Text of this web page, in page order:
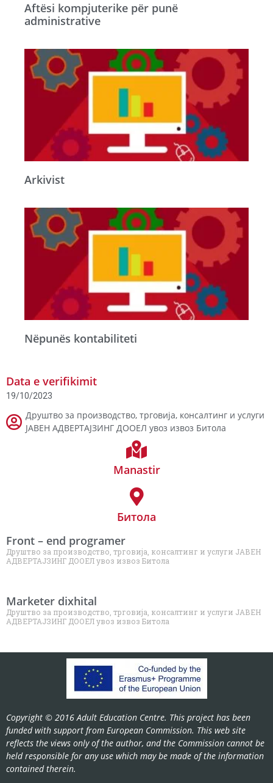
Aftësi kompjuterike për punë
administrative
Arkivist
Nëpunës kontabiliteti
Data e verifikimit
19/10/2023
Друштво за производство, трговија, консалтинг и услуги
ЈАВЕН АДВЕРТАЈЗИНГ ДООЕЛ увоз извоз Битола
Manastir
Битола
Front – end programer
Друштво за производство, трговија, консалтинг и услуги ЈАВЕН
АДВЕРТАЈЗИНГ ДООЕЛ увоз извоз Битола
Marketer dixhital
Друштво за производство, трговија, консалтинг и услуги ЈАВЕН
АДВЕРТАЈЗИНГ ДООЕЛ увоз извоз Битола
Copyright © 2016 Adult Education Centre. This project has been
funded with support from European Commission. This web site
reflects the views only of the author, and the Commission cannot be
held responsible for any use which may be made of the information
contained therein.